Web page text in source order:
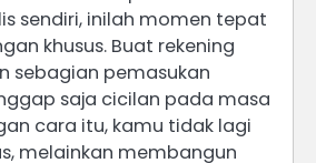
sendiri, inilah momen tepat
khusus. Buat rekening
sebagian pemasukan
saja cicilan pada masa
cara itu, kamu tidak lagi
melainkan membangun